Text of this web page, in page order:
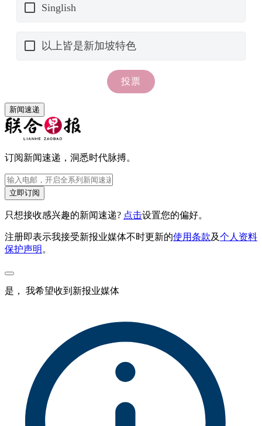
新闻速递
订阅新闻速递，洞悉时代脉搏。
立即订阅
只想接收感兴趣的新闻速递? 点击设置您的偏好。
注册即表示我接受新报业媒体不时更新的使用条款及个人资料
保护声明 。
是， 我希望收到新报业媒体